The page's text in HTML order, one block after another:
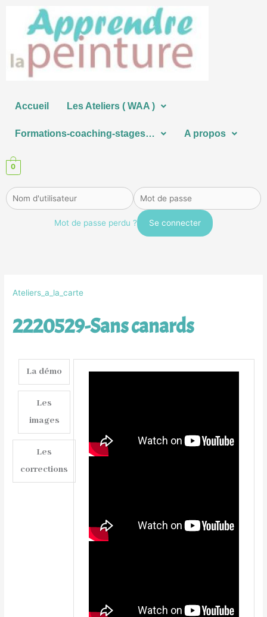
contenu
Accueil Les Ateliers ( WAA )
Formations-coaching-stages… A propos
0
Mot de passe perdu ?
Ateliers_a_la_carte
2220529-Sans canards
La démo
Les
images
Les
corrections